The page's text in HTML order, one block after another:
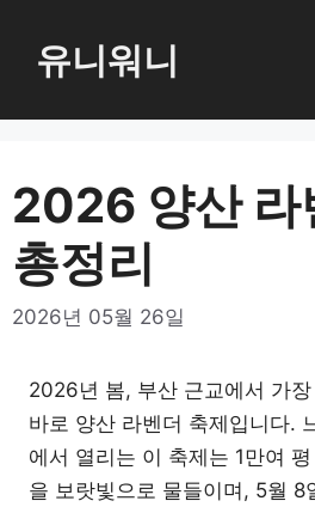
로
너
뛰
유니워니
2026 양산 라
총정리
2026년 05월 26일
2026년 봄, 부산 근교에서 가
바로 양산 라벤더 축제입니다.
에서 열리는 이 축제는 1만여
을 보랏빛으로 물들이며, 5월 8